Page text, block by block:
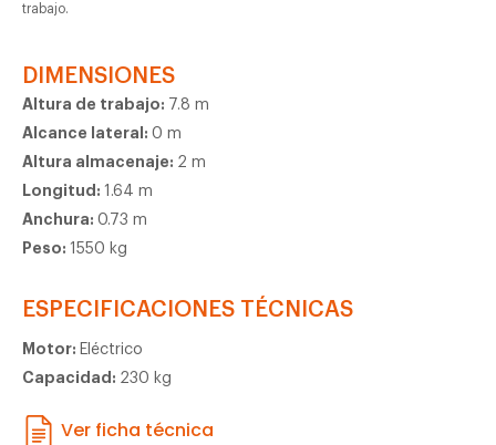
trabajo.
DIMENSIONES
Altura de trabajo: 7.8 m
Alcance lateral: 0 m
Altura almacenaje: 2 m
Longitud: 1.64 m
Anchura: 0.73 m
Peso: 1550 kg
ESPECIFICACIONES TÉCNICAS
Motor: Eléctrico
Capacidad: 230 kg
Ver ficha técnica